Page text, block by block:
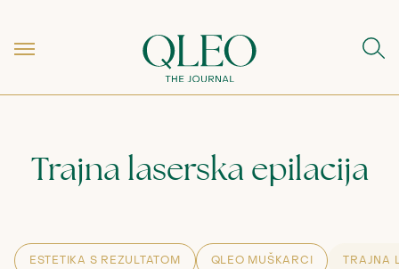
Trajna laserska epilacija
ESTETIKA S REZULTATOM QLEO MUŠKARCI TRAJNA